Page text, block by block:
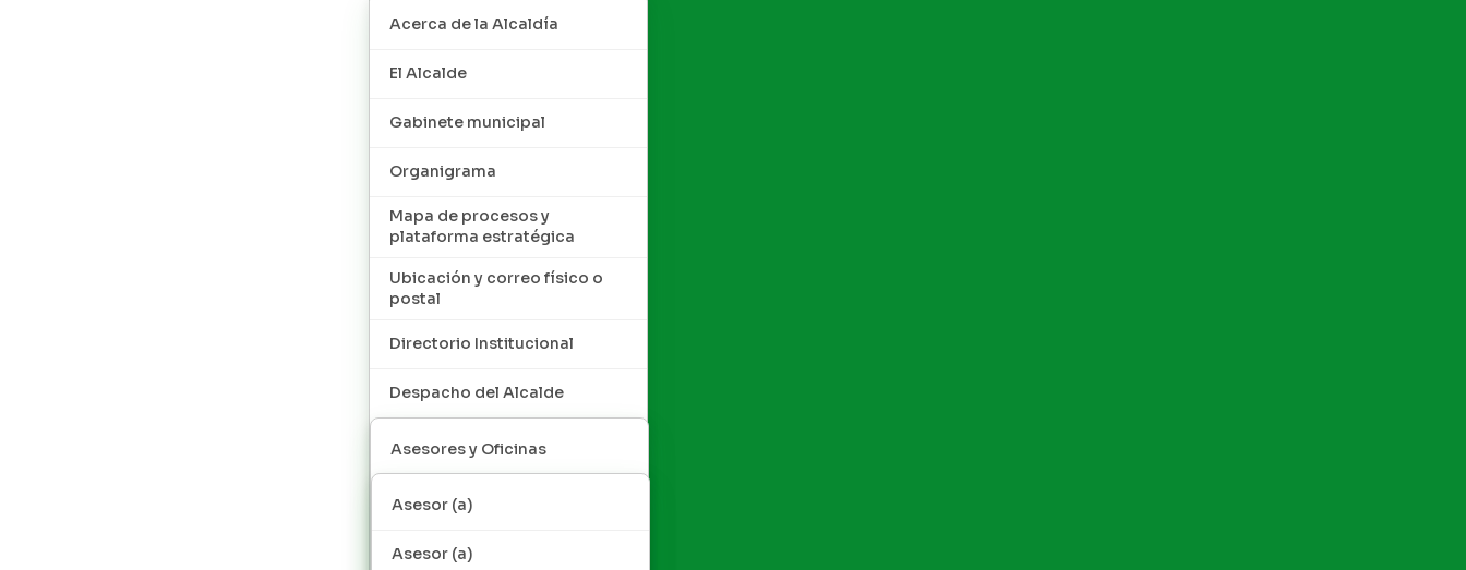
Acerca de la Alcaldía
El Alcalde
Gabinete municipal
Organigrama
Mapa de procesos y
plataforma estratégica
Ubicación y correo físico o
postal
Directorio Institucional
Despacho del Alcalde
Asesores y Oficinas
Asesor (a)
Asesor (a)